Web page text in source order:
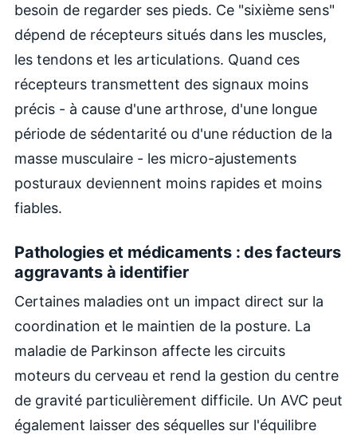
besoin de regarder ses pieds. Ce "sixième sens"
dépend de récepteurs situés dans les muscles,
les tendons et les articulations. Quand ces
récepteurs transmettent des signaux moins
précis - à cause d'une arthrose, d'une longue
période de sédentarité ou d'une réduction de la
masse musculaire - les micro-ajustements
posturaux deviennent moins rapides et moins
fiables.
Pathologies et médicaments : des facteurs
aggravants à identifier
Certaines maladies ont un impact direct sur la
coordination et le maintien de la posture. La
maladie de Parkinson affecte les circuits
moteurs du cerveau et rend la gestion du centre
de gravité particulièrement difficile. Un AVC peut
également laisser des séquelles sur l'équilibre